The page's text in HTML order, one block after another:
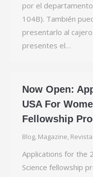
por el
104B). También
presentarlo al
presentes el…
Now Open:
USA For
Fellowship
Blog, Magazine, Revista
Applications for the
Science fellowship